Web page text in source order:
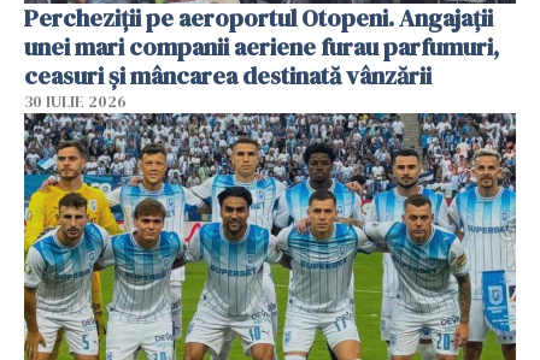
Percheziții pe aeroportul Otopeni. Angajații
unei mari companii aeriene furau parfumuri,
ceasuri și mâncarea destinată vânzării
30 IULIE 2026